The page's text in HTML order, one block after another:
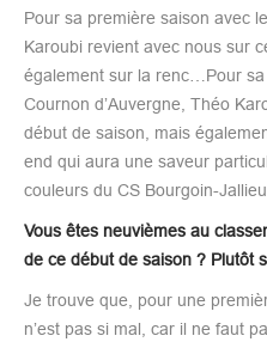
Pour sa première saison avec
Karoubi revient avec nous sur
également sur la renc…Pour
Cournon d’Auvergne, Théo
début de saison, mais
end qui aura une saveur
couleurs du CS Bourgoin-
Vous êtes neuvièmes au
de ce début de saison ? Plutôt
Je trouve que, pour une
n’est pas si mal, car il ne faut